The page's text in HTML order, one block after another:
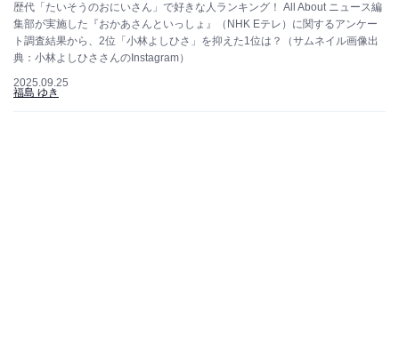
歴代「たいそうのおにいさん」で好きな人ランキング！ All About ニュース編
集部が実施した『おかあさんといっしょ』（NHK Eテレ）に関するアンケー
ト調査結果から、2位「小林よしひさ」を抑えた1位は？（サムネイル画像出
典：小林よしひささんのInstagram）
2025.09.25
福島 ゆき